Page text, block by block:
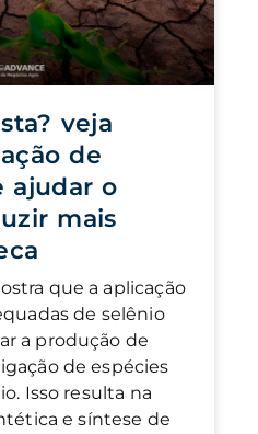
veja
de
ajudar o
mais
que a aplicação
de selênio
a produção de
de espécies
Isso resulta na
e síntese de